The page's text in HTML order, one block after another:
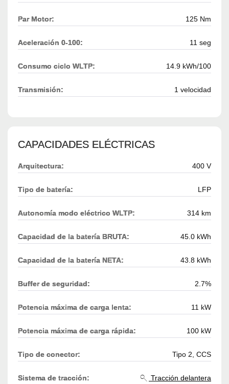
Par Motor: 125 Nm
Aceleración 0-100: 11 seg
Consumo ciclo WLTP: 14.9 kWh/100
Transmisión: 1 velocidad
CAPACIDADES ELÉCTRICAS
Arquitectura: 400 V
Tipo de batería: LFP
Autonomía modo eléctrico WLTP: 314 km
Capacidad de la batería BRUTA: 45.0 kWh
Capacidad de la batería NETA: 43.8 kWh
Buffer de seguridad: 2.7%
Potencia máxima de carga lenta: 11 kW
Potencia máxima de carga rápida: 100 kW
Tipo de conector: Tipo 2, CCS
Sistema de tracción: Tracción delantera